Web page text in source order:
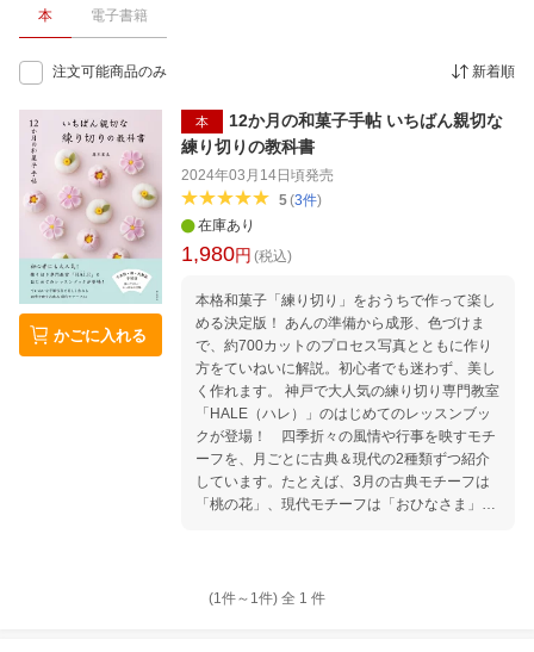
本 電子書籍
注文可能商品のみ 新着順
かごに入れる
本
12か月の和菓子手帖 いちばん親切な
練り切りの教科書
2024年03月14日頃発売
5(3件)
在庫あり
1,980円 (税込)
本格和菓子「練り切り」をおうちで作って楽し
める決定版！ あんの準備から成形、色づけま
で、約700カットのプロセス写真とともに作り
方をていねいに解説。初心者でも迷わず、美し
く作れます。 神戸で大人気の練り切り専門教室
「HALE（ハレ）」のはじめてのレッスンブッ
クが登場！ 四季折々の風情や行事を映すモチ
ーフを、月ごとに古典＆現代の2種類ずつ紹介
しています。たとえば、3月の古典モチーフは
「桃の花」、現代モチーフは「おひなさま」。
り切りを楽しむことができます。 本書では初心
(1件～ 1件) 全 1 件